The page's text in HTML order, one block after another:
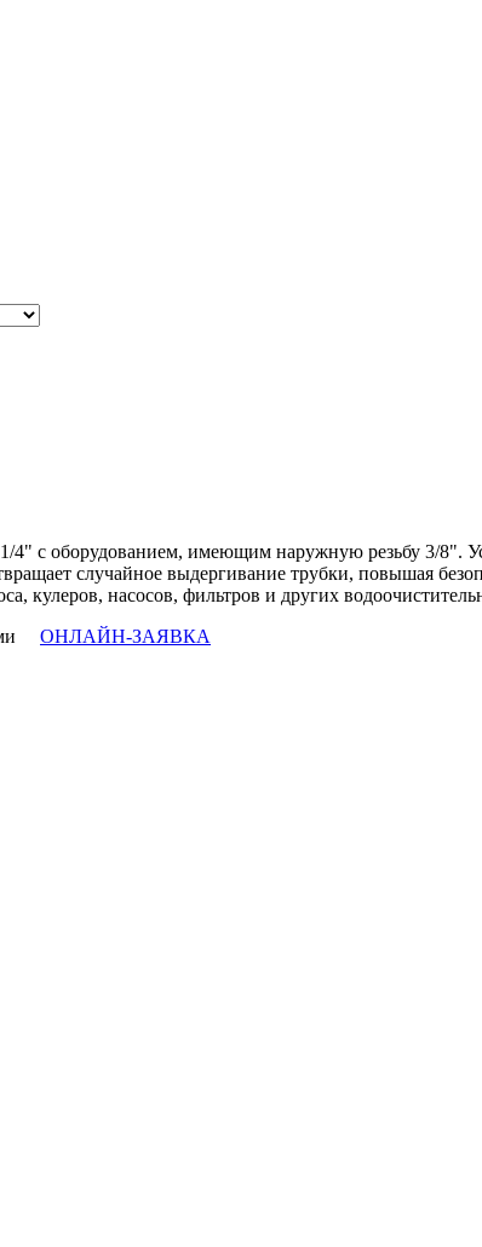
с оборудованием, имеющим наружную резьбу 3/8".
случайное выдергивание трубки, повышая
кулеров, насосов, фильтров и других
ОНЛАЙН-ЗАЯВКА